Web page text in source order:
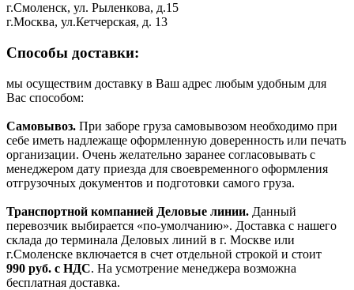
г.Смоленск, ул. Рыленкова, д.15
г.Москва, ул.Кетчерская, д. 13
Способы доставки:
мы осуществим доставку в Ваш адрес любым удобным для
Вас способом:
Самовывоз. При заборе груза самовывозом необходимо при
себе иметь надлежаще оформленную доверенность или печать
организации. Очень желательно заранее согласовывать с
менеджером дату приезда для своевременного оформления
отгрузочных документов и подготовки самого груза.
Транспортной компанией Деловые линии. Данный
перевозчик выбирается «по-умолчанию». Доставка с нашего
склада до терминала Деловых линий в г. Москве или
г.Смоленске включается в счет отдельной строкой и стоит
990 руб. с НДС. На усмотрение менеджера возможна
бесплатная доставка.